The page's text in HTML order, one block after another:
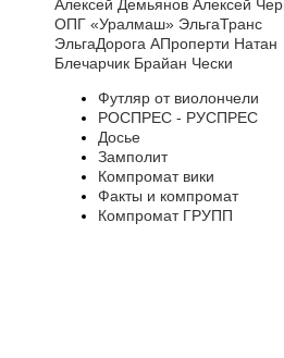
Алексей Демьянов Алексей
ОПГ «Уралмаш» ЭльгаТранс
ЭльгаДорога АПроперти Натан
Блечарчик Брайан Чески
Футляр от виолончели
РОСПРЕС - РУСПРЕС
Досье
Замполит
Компромат вики
Факты и компромат
Компромат ГРУПП